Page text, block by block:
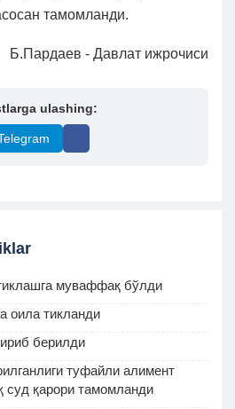
тамомланди.
Б.Пардаев - Давлат ижрочиси
ulashing:
муваффақ бўлди
оила тикланди
берилди
туфайли алимент
суд қарори тамомланди